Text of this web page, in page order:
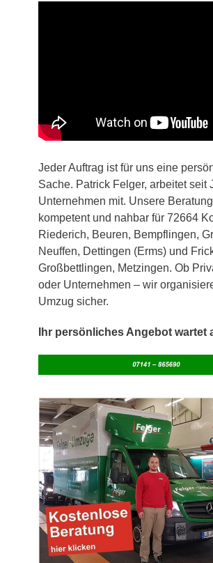
Jeder Auftrag ist für uns eine
Sache. Patrick Felger, arbeitet seit
Unternehmen mit. Unsere
kompetent und nahbar für 72664
Riederich, Beuren, Bempflingen,
Neuffen, Dettingen (Erms) und
Großbettlingen, Metzingen. Ob
oder Unternehmen – wir
Umzug sicher.
Ihr persönliches Angebot wartet